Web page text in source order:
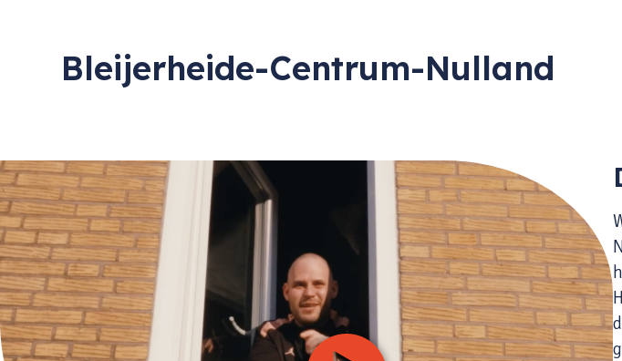
Bleijerheide-Centrum-Nulland